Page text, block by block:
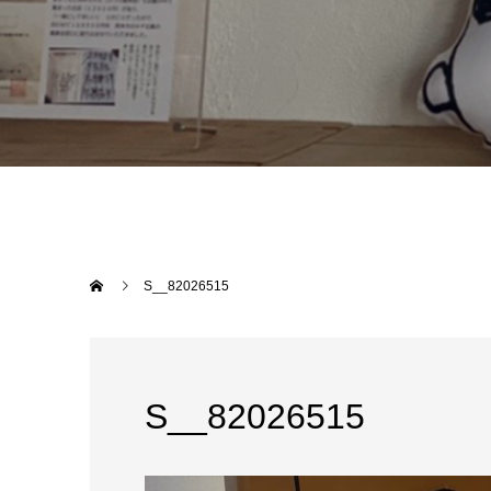
S__82026515
S__82026515